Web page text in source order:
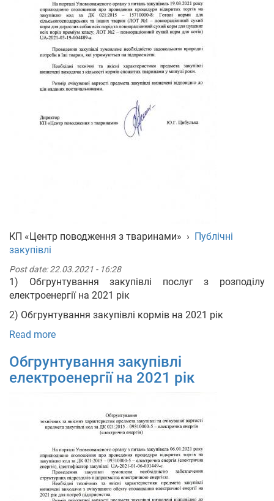
КП «Центр поводження з тваринами» › Публічні
закупівлі
Post date:22.03.2021 - 16:28
1) Обгрунтування закупівлі послуг з розподілу
електроенергії на 2021 рік
2) Обгрунтування закупівлі кормів на 2021 рік
Read more
Обгрунтування закупівлі
електроенергії на 2021 рік